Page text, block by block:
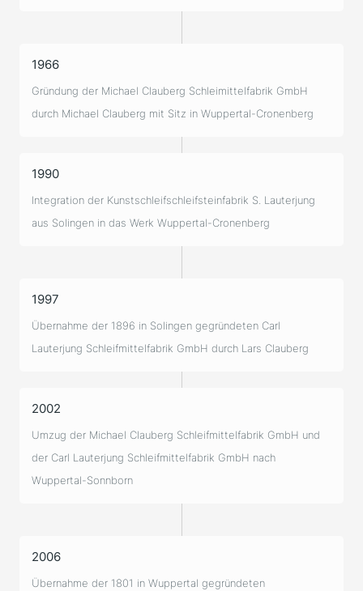
1966
Gründung der Michael Clauberg Schleimittelfabrik GmbH
durch Michael Clauberg mit Sitz in Wuppertal-Cronenberg
1990
Integration der Kunstschleifschleifsteinfabrik S. Lauterjung
aus Solingen in das Werk Wuppertal-Cronenberg
1997
Übernahme der 1896 in Solingen gegründeten Carl
Lauterjung Schleifmittelfabrik GmbH durch Lars Clauberg
2002
Umzug der Michael Clauberg Schleifmittelfabrik GmbH und
der Carl Lauterjung Schleifmittelfabrik GmbH nach
Wuppertal-Sonnborn
2006
Übernahme der 1801 in Wuppertal gegründeten